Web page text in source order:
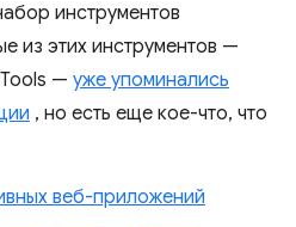
инструментов
из этих инструментов —
— уже упоминались
, но есть еще кое-что, что
веб-приложений